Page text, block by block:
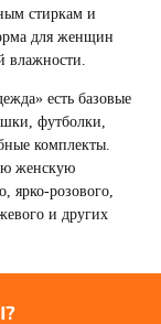
стиркам и
для женщин
влажности.
есть базовые
футболки,
комплекты.
женскую
ярко-розового,
и других